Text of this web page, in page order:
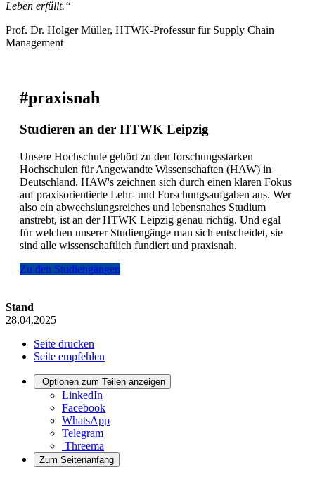
Leben erfüllt.“
Prof. Dr. Holger Müller, HTWK-Professur für Supply Chain
Management
#praxisnah
Studieren an der HTWK Leipzig
Unsere Hochschule gehört zu den forschungsstarken
Hochschulen für Angewandte Wissenschaften (HAW) in
Deutschland. HAW's zeichnen sich durch einen klaren Fokus
auf praxisorientierte Lehr- und Forschungsaufgaben aus. Wer
also ein abwechslungsreiches und lebensnahes Studium
anstrebt, ist an der HTWK Leipzig genau richtig. Und egal
für welchen unserer Studiengänge man sich entscheidet, sie
sind alle wissenschaftlich fundiert und praxisnah.
Zu den Studiengängen
Stand
28.04.2025
Seite drucken
Seite empfehlen
Optionen zum Teilen anzeigen
LinkedIn
Facebook
WhatsApp
Telegram
Threema
Zum Seitenanfang